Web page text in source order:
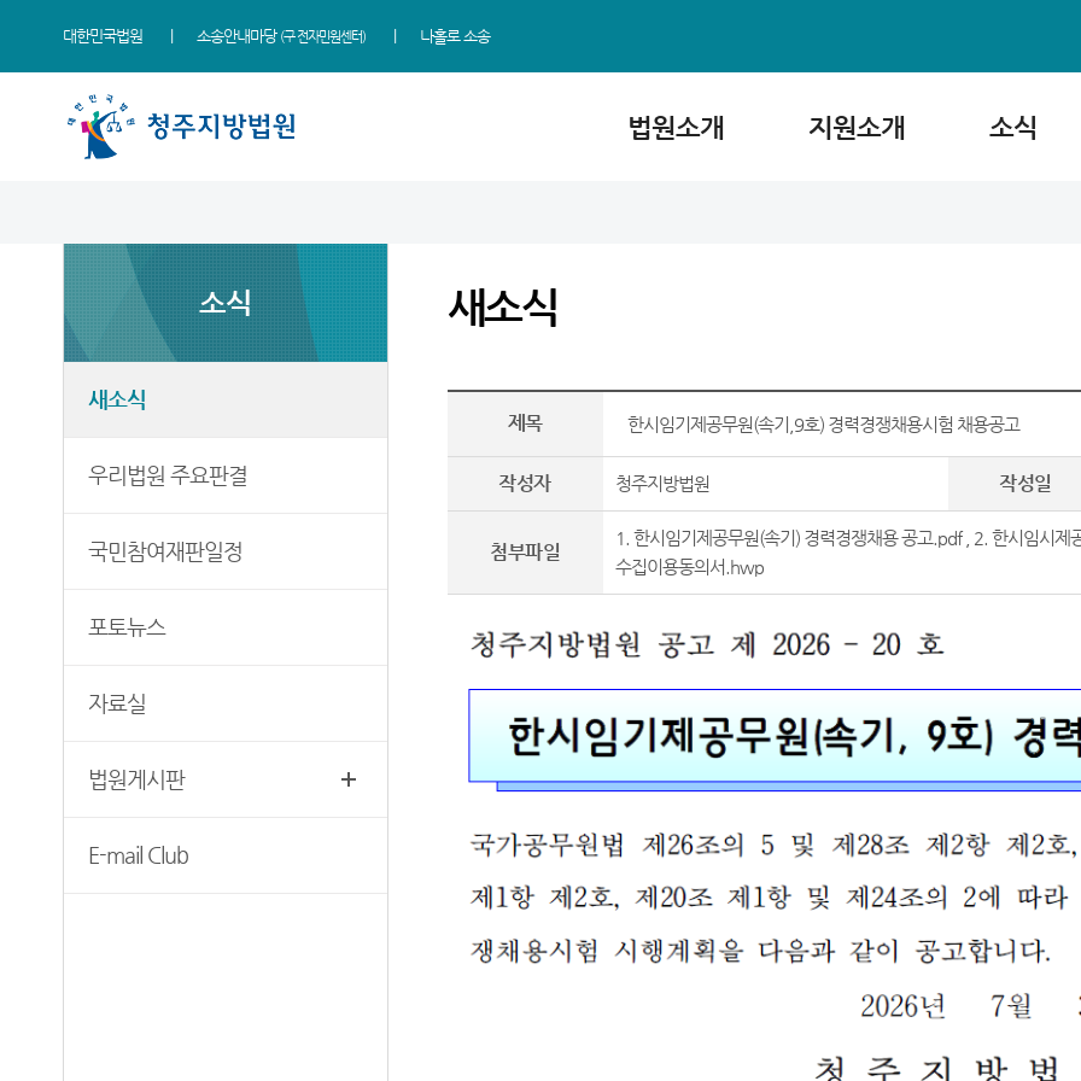
대한민국법원 소송안내마당 (구 전자민원센터) 나홀로 소송
법원소개 지원소개 소식
조직 및 전화번호
시/군법원
청사안내
제천지원
영동지원
우리법원 주요판결
국민참여재판일정
법원게시판
사회적 약자 통합적 사법
지원 - 사법접근센터
민원안내
유관기관안내
법률용어안내
재판기록열람복사예약
판결서사본 제공신청
판결서 인터넷열람
부조리 신고센터
칭찬합니다
소식
새소식
우리법원 주요판결
국민참여재판일정
포토뉴스
자료실
법원게시판
E-mail Club
새소식
제목 한시임기제공무원(속기,9호) 경력경쟁채용시험 채용공고
작성자 청주지방법원 작성일
첨부파일
1. 한시임기제공무원(속기) 경력경쟁채용 공고.pdf, 2. 한시임시제
수집이용동의서.hwp